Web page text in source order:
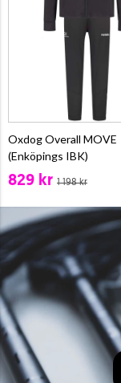
Oxdog Overall MOVE
(Enköpings IBK)
829 kr 1 198 kr